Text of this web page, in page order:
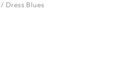
Dress Blues